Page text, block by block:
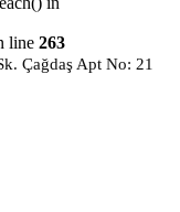
Çağdaş Apt No: 21
line 263